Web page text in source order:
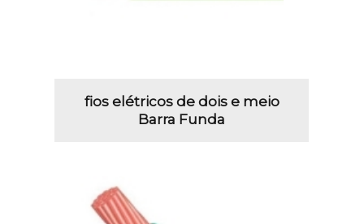
fios elétricos de dois e meio
Barra Funda